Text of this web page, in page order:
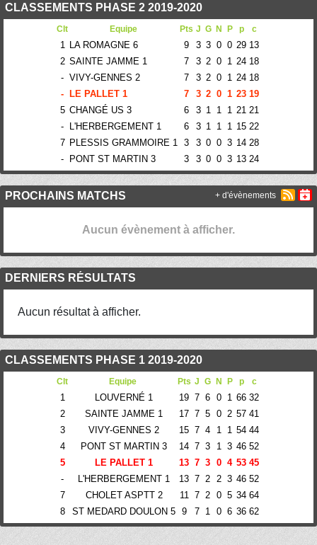
CLASSEMENTS PHASE 2 2019-2020
Clt Equipe Pts J G N P p c
1 LA ROMAGNE 6 9 3 3 0 0 29 13
2 SAINTE JAMME 1 7 3 2 0 1 24 18
- VIVY-GENNES 2 7 3 2 0 1 24 18
- LE PALLET 1 7 3 2 0 1 23 19
5 CHANGÉ US 3 6 3 1 1 1 21 21
- L'HERBERGEMENT 1 6 3 1 1 1 15 22
7 PLESSIS GRAMMOIRE 1 3 3 0 0 3 14 28
- PONT ST MARTIN 3 3 3 0 0 3 13 24
PROCHAINS MATCHS
Aucun évènement à afficher.
+ d'évènements
DERNIERS RÉSULTATS
Aucun résultat à afficher.
CLASSEMENTS PHASE 1 2019-2020
Clt Equipe Pts J G N P p c
1 LOUVERNÉ 1 19 7 6 0 1 66 32
2
SAINTE JAMME 1 17 7 5 0 2 57 41
3
VIVY-GENNES 2 15 7 4 1 1 54 44
4
PONT ST MARTIN 3 14 7 3 1 3 46 52
5
LE PALLET 1 13 7 3 0 4 53 45
-
L'HERBERGEMENT 1 13 7 2 2 3 46 52
7
CHOLET ASPTT 2 11 7 2 0 5 34 64
8
ST MEDARD DOULON 5 9 7 1 0 6 36 62